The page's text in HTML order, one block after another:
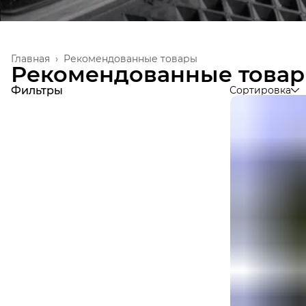
Рекомендованные товары
Главная ›
Рекомендованные
Фильтры Сортировка